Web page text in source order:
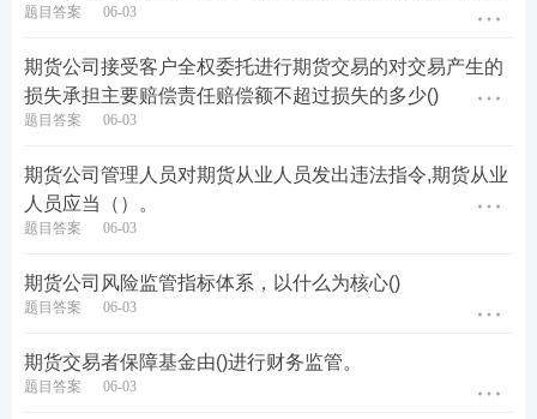
题目答案 06-03
期货公司接受客户全权委托进行期货交易的对交易产生的
损失承担主要赔偿责任赔偿额不超过损失的多少()
题目答案 06-03
期货公司管理人员对期货从业人员发出违法指令,期货从业
人员应当（）。
题目答案 06-03
期货公司风险监管指标体系，以什么为核心()
题目答案 06-03
期货交易者保障基金由()进行财务监管。
题目答案 06-03